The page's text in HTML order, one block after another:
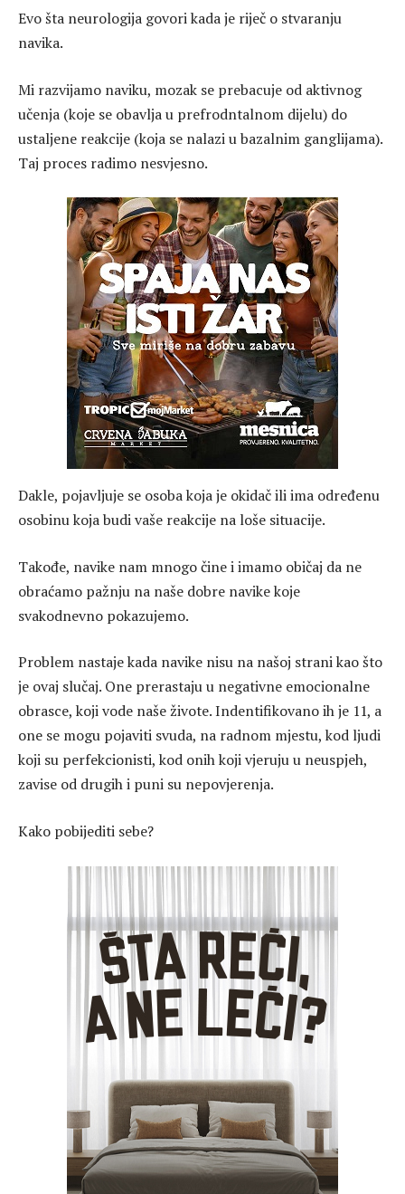
Evo šta neurologija govori kada je riječ o stvaranju
navika.
Mi razvijamo naviku, mozak se prebacuje od aktivnog
učenja (koje se obavlja u prefrodntalnom dijelu) do
ustaljene reakcije (koja se nalazi u bazalnim ganglijama).
Taj proces radimo nesvjesno.
Dakle, pojavljuje se osoba koja je okidač ili ima određenu
osobinu koja budi vaše reakcije na loše situacije.
Takođe, navike nam mnogo čine i imamo običaj da ne
obraćamo pažnju na naše dobre navike koje
svakodnevno pokazujemo.
Problem nastaje kada navike nisu na našoj strani kao što
je ovaj slučaj. One prerastaju u negativne emocionalne
obrasce, koji vode naše živote. Indentifikovano ih je 11, a
one se mogu pojaviti svuda, na radnom mjestu, kod ljudi
koji su perfekcionisti, kod onih koji vjeruju u neuspjeh,
zavise od drugih i puni su nepovjerenja.
Kako pobijediti sebe?